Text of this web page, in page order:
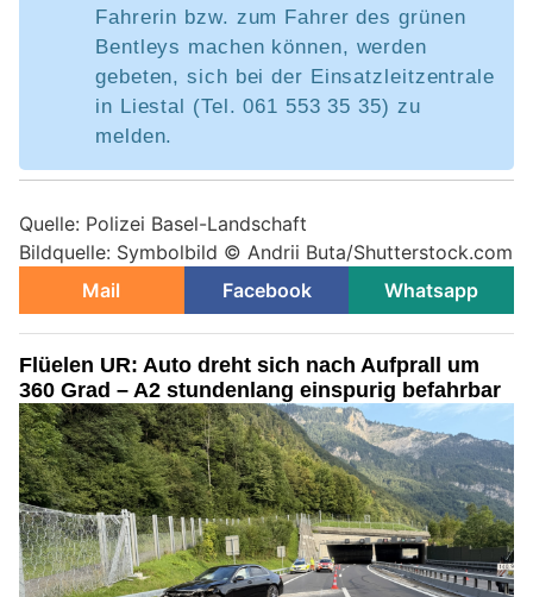
Fahrerin bzw. zum Fahrer des grünen
Bentleys machen können, werden
gebeten, sich bei der Einsatzleitzentrale
in Liestal (Tel. 061 553 35 35) zu
melden.
Quelle: Polizei Basel-Landschaft
Bildquelle: Symbolbild © Andrii Buta/Shutterstock.com
Mail
Facebook Whatsapp
Flüelen UR: Auto dreht sich nach Aufprall um
360 Grad – A2 stundenlang einspurig befahrbar